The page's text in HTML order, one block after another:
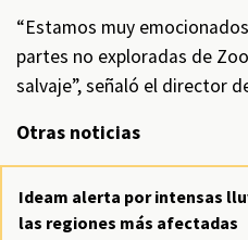
“Estamos muy
partes no exploradas de
salvaje”, señaló el director
Otras noticias
Ideam alerta por intensas
las regiones más afectadas